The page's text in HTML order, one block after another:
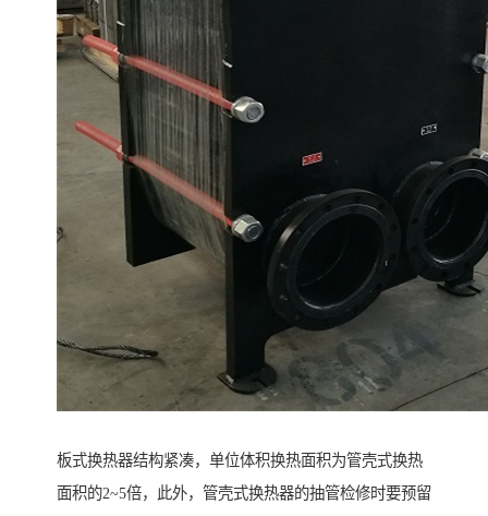
板式换热器结构紧凑，单位体积换热面积为管壳式换热
面积的2~5倍，此外，管壳式换热器的抽管检修时要预留